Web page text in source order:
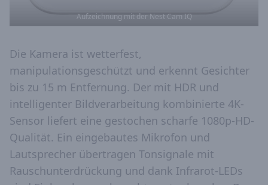
Aufzeichnung mit der Nest Cam IQ
Die Kamera ist wetterfest,
manipulationsgeschützt und erkennt Gesichter
bis zu 15 m Entfernung. Der mit HDR und
intelligenter Bildverarbeitung kombinierte 4K-
Sensor liefert eine gestochen scharfe 1080p-HD-
Qualität. Ein eingebautes Mikrofon und
Lautsprecher übertragen Tonsignale mit
Rauschunterdrückung und dank Infrarot-LEDs